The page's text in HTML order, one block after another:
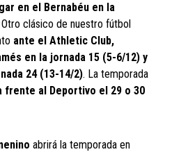
en el Bernabéu en la
Otro clásico de nuestro fútbol
ante el Athletic Club,
en la jornada 15 (5-6/12) y
24 (13-14/2). La temporada
frente al Deportivo el 29 o 30
abrirá la temporada en